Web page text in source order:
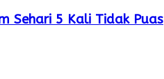
Sehari 5 Kali Tidak Puas